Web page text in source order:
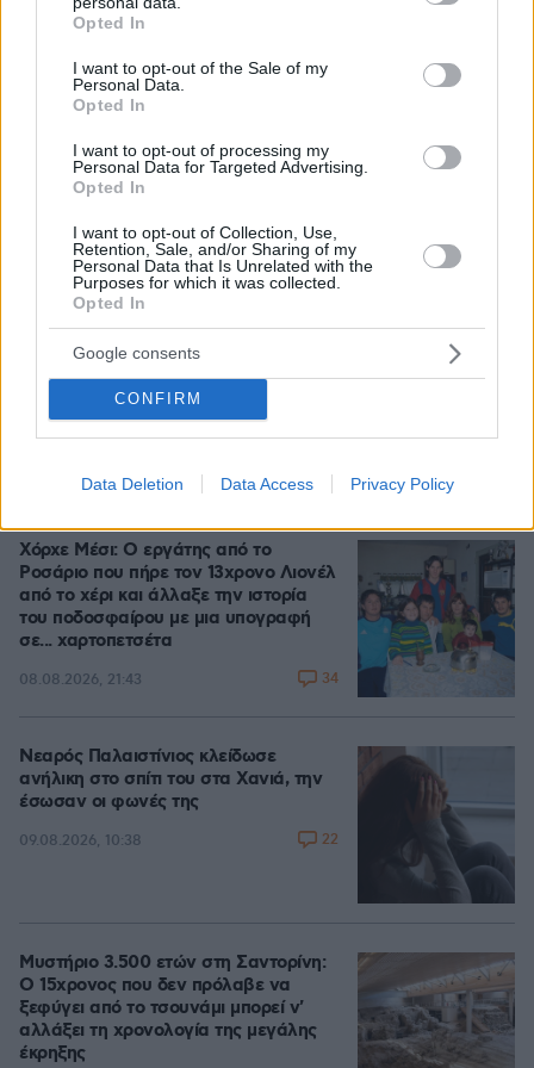
grant or deny consent to Google and its third-party tags to
use your data for below specified purposes in below Google
consent section.
Opted In
I want to opt-out of the Sale of my
Personal Data.
Opted In
I want to opt-out of processing my
Personal Data for Targeted Advertising.
Opted In
I want to opt-out of Collection, Use,
Retention, Sale, and/or Sharing of my
Personal Data that Is Unrelated with the
Purposes for which it was collected.
Opted In
Google consents
CONFIRM
Data Deletion Data Access Privacy Policy
ΠΟΕΔΗΝ
09.08.2026, 10:51
Στο 401 οι δύο αστυνομικοί μετά το
τροχαίο στην Αθηνών-Σουνίου, πώς
έγινε η σφοδρή σύγκρουση με
09.08.2026, 08:55 74
Η Βαλέρια Χοψονίδου βάφτισε τον γιο
της στη Βουλιαγμένη, δείτε
φωτογραφίες
Χόρχε Μέσι: Ο εργάτης από το
Ροσάριο που πήρε τον 13χρονο Λιονέλ
από το χέρι και άλλαξε την ιστορία
του ποδοσφαίρου με μια υπογραφή
σε... χαρτοπετσέτα
08.08.2026, 21:43 34
Νεαρός Παλαιστίνιος κλείδωσε
ανήλικη στο σπίτι του στα Χανιά, την
έσωσαν οι φωνές της
09.08.2026, 10:38 22
Μυστήριο 3.500 ετών στη Σαντορίνη:
Ο 15χρονος που δεν πρόλαβε να
ξεφύγει από το τσουνάμι μπορεί ν'
αλλάξει τη χρονολογία της μεγάλης
έκρηξης